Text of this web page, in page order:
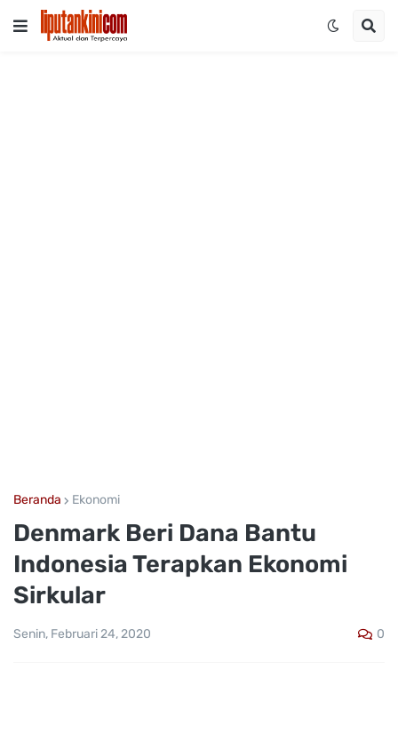
Beranda Ekonomi
Denmark Beri Dana Bantu
Indonesia Terapkan Ekonomi
Sirkular
Senin, Februari 24, 2020 0